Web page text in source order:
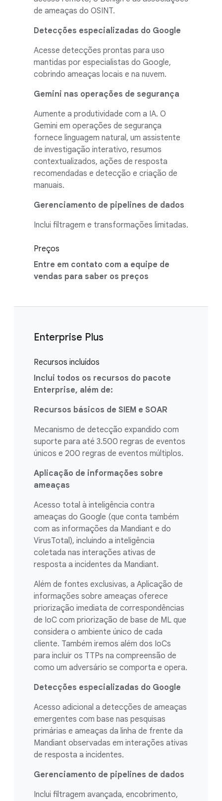
de ameaças do OSINT.
Detecções especializadas do Google
Acesse detecções prontas para uso
mantidas por especialistas do Google,
cobrindo ameaças locais e na nuvem.
Gemini nas operações de segurança
Aumente a produtividade com a IA. O
Gemini em operações de segurança
fornece linguagem natural, um assistente
de investigação interativo, resumos
contextualizados, ações de resposta
recomendadas e detecção e criação de
manuais.
Gerenciamento de pipelines de dados
Inclui filtragem e transformações limitadas.
Preços
Entre em contato com a equipe de
vendas para saber os preços
Enterprise Plus
Recursos incluídos
Inclui todos os recursos do pacote
Enterprise, além de:
Recursos básicos de SIEM e SOAR
Mecanismo de detecção expandido com
suporte para até 3.500 regras de eventos
únicos e 200 regras de eventos múltiplos.
Aplicação de informações sobre
ameaças
Acesso total à inteligência contra
ameaças do Google (que conta também
com as informações da Mandiant e do
VirusTotal), incluindo a inteligência
coletada nas interações ativas de
resposta a incidentes da Mandiant.
Além de fontes exclusivas, a Aplicação de
informações sobre ameaças oferece
priorização imediata de correspondências
de IoC com priorização de base de ML que
considera o ambiente único de cada
cliente. Também iremos além dos IoCs
para incluir os TTPs na compreensão de
como um adversário se comporta e opera.
Detecções especializadas do Google
Acesso adicional a detecções de ameaças
emergentes com base nas pesquisas
primárias e ameaças da linha de frente da
Mandiant observadas em interações ativas
de resposta a incidentes.
Gerenciamento de pipelines de dados
Inclui filtragem avançada, encobrimento,